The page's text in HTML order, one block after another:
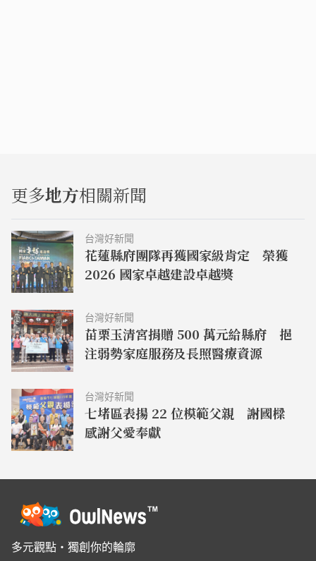
更多地方相關新聞
台灣好新聞
花蓮縣府團隊再獲國家級肯定 榮獲
2026 國家卓越建設卓越獎
台灣好新聞
苗栗玉清宮捐贈 500 萬元給縣府 挹
注弱勢家庭服務及長照醫療資源
台灣好新聞
七堵區表揚 22 位模範父親 謝國樑
感謝父愛奉獻
多元觀點・獨創你的輪廓